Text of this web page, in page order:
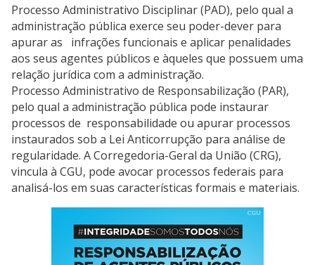
Processo Administrativo Disciplinar (PAD), pelo qual a
administração pública exerce seu poder-dever para
apurar as infrações funcionais e aplicar penalidades
aos seus agentes públicos e àqueles que possuem uma
relação jurídica com a administração.
Processo Administrativo de Responsabilização (PAR),
pelo qual a administração pública pode instaurar
processos de responsabilidade ou apurar processos
instaurados sob a Lei Anticorrupção para análise de
regularidade. A Corregedoria-Geral da União (CRG),
vincula à CGU, pode avocar processos federais para
analisá-los em suas características formais e materiais.